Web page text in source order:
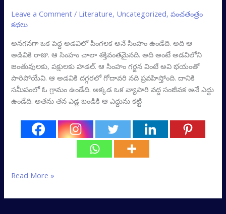
Leave a Comment / Literature, Uncategorized,పంచతంత్రం
కథలు
అనగనగా ఒక పెద్ద అడవిలో పింగలక అనే సింహం ఉండేది. అది ఆ
అడివికి రాజు. ఆ సింహం చాలా శక్తివంతమైనది. అది అంటే అడవిలోని
జంతువులకు, పక్షులకు హడల్‌. ఆ సింహం గర్జన వింటే అవి భయంతో
పారిపోయేవి. ఆ అడవికి దగ్గరలో గోదావరి నది ప్రవహిస్తోంది. దానికి
సమీపంలో ఓ గ్రామం ఉండేది. అక్కడ ఒక వ్యాపారి వద్ద సంజీవక అనే ఎద్దు
ఉండేది. అతను తన ఎడ్ల బండికి ఆ ఎద్దును కట్టి
Read More »